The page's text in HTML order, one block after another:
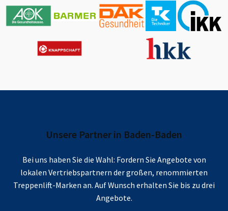
Unsere Partner in Baden-Baden
Bei uns haben Sie die Wahl: Fordern Sie Angebote von
lokalen Vertriebspartnern der großen, renommierten
Treppenlift-Marken an. Auf Wunsch erhalten Sie bis zu drei
Angebote.